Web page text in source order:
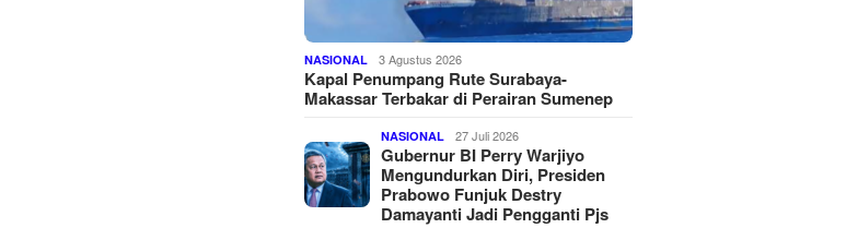
NASIONAL 3 Agustus 2026
Kapal Penumpang Rute Surabaya-
Makassar Terbakar di Perairan Sumenep
NASIONAL 27 Juli 2026
Gubernur BI Perry Warjiyo
Mengundurkan Diri, Presiden
Prabowo Funjuk Destry
Damayanti Jadi Pengganti Pjs